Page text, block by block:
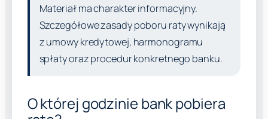
Materiał ma charakter informacyjny.
Szczegółowe zasady poboru raty wynikają
z umowy kredytowej, harmonogramu
spłaty oraz procedur konkretnego banku.
O której godzinie bank pobiera